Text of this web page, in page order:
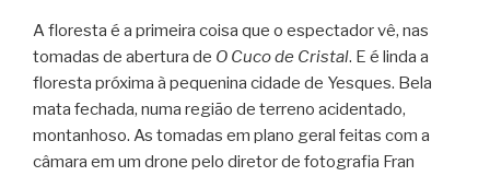
A floresta é a primeira coisa que o espectador vê, nas
tomadas de abertura de O Cuco de Cristal. E é linda a
floresta próxima à pequenina cidade de Yesques. Bela
mata fechada, numa região de terreno acidentado,
montanhoso. As tomadas em plano geral feitas com a
câmara em um drone pelo diretor de fotografia Fran